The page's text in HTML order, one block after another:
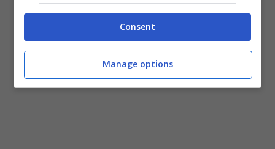
portoghese potrebbe sottoscrivere un
biennale, ma bisogna fare attenzione sempre
alle sirene dall’estero.
Consent
Manage options